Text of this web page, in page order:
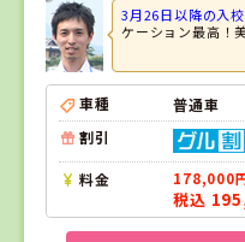
3月26日以降の入
ケーション最高！
車種
普通車
割引
料金 178,000
税込